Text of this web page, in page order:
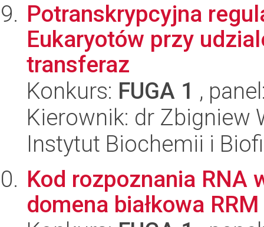
Potranskrypcyjna
Eukaryotów przy
transferaz
Konkurs: FUGA 1 ,
Kierownik: dr Zbigniew
Instytut Biochemii i
Kod rozpoznania RNA
domena białkowa RRM